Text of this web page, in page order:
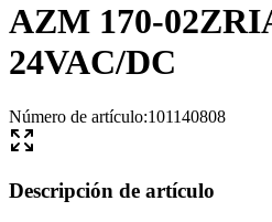
AZM 170-
24VAC/DC
Número de artículo:101140808
Descripción de artículo